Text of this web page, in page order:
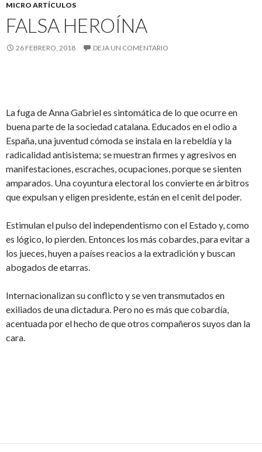
MICRO ARTÍCULOS
FALSA HEROÍNA
26 FEBRERO, 2018 DEJA UN COMENTARIO
La fuga de Anna Gabriel es sintomática de lo que ocurre en
buena parte de la sociedad catalana. Educados en el odio a
España, una juventud cómoda se instala en la rebeldía y la
radicalidad antisistema; se muestran firmes y agresivos en
manifestaciones, escraches, ocupaciones, porque se sienten
amparados. Una coyuntura electoral los convierte en árbitros
que expulsan y eligen presidente, están en el cenit del poder.
Estimulan el pulso del independentismo con el Estado y, como
es lógico, lo pierden. Entonces los más cobardes, para evitar a
los jueces, huyen a países reacios a la extradición y buscan
abogados de etarras.
Internacionalizan su conflicto y se ven transmutados en
exiliados de una dictadura. Pero no es más que cobardía,
acentuada por el hecho de que otros compañeros suyos dan la
cara.